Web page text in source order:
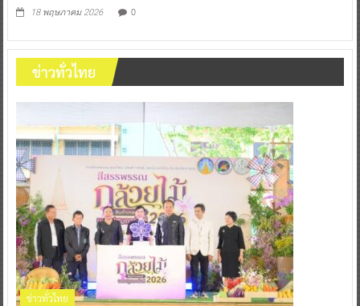
18 พฤษภาคม 2026 0
ข่าวทั่วไทย
ข่าวทั่วไทย